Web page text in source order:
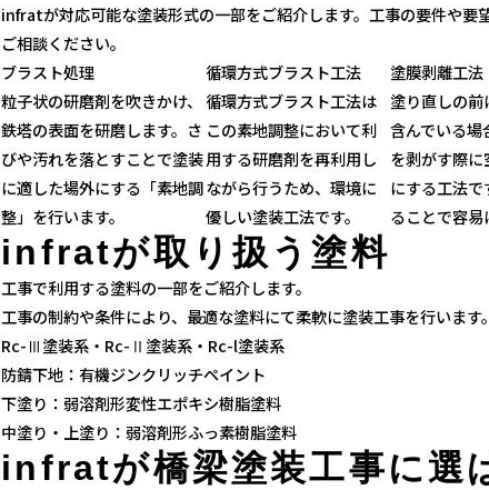
infratが対応可能な塗装形式の一部をご紹介します。工事の要件や
ご相談ください。
ブラスト処理
粒子状の研磨剤を吹きかけ、
鉄塔の表面を研磨します。さ
びや汚れを落とすことで塗装
に適した場外にする「素地調
整」を行います。
循環方式ブラスト工法
循環方式ブラスト工法は
この素地調整において利
用する研磨剤を再利用し
ながら行うため、環境に
優しい塗装工法です。
塗膜剥離工法
塗り直しの
含んでいる場
を剥がす際
にする工法
ることで容易
infratが取り扱う塗料
工事で利用する塗料の一部をご紹介します。
工事の制約や条件により、最適な塗料にて柔軟に塗装工事を行います。
Rc-Ⅲ塗装系・Rc-Ⅱ塗装系・Rc-l塗装系
防錆下地：有機ジンクリッチペイント
下塗り：弱溶剤形変性エポキシ樹脂塗料
中塗り・上塗り：弱溶剤形ふっ素樹脂塗料
infratが橋梁塗装工事に選